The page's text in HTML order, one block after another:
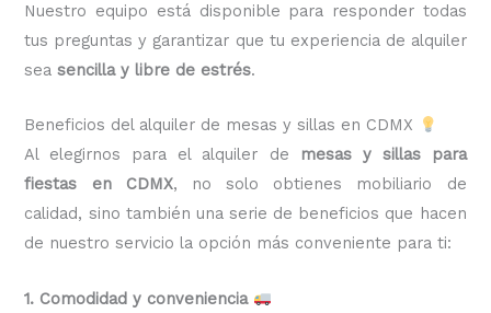
Nuestro equipo está disponible para responder todas
tus preguntas y garantizar que tu experiencia de alquiler
seasencilla y libre de estrés.
Beneficios del alquiler de mesas y sillas en CDMX
Al elegirnos para el alquiler de
mesas y sillas para
fiestas en CDMX, no solo obtienes mobiliario de
calidad, sino también una serie de beneficios que hacen
de nuestro servicio la opción más conveniente para ti:
1. Comodidad y conveniencia